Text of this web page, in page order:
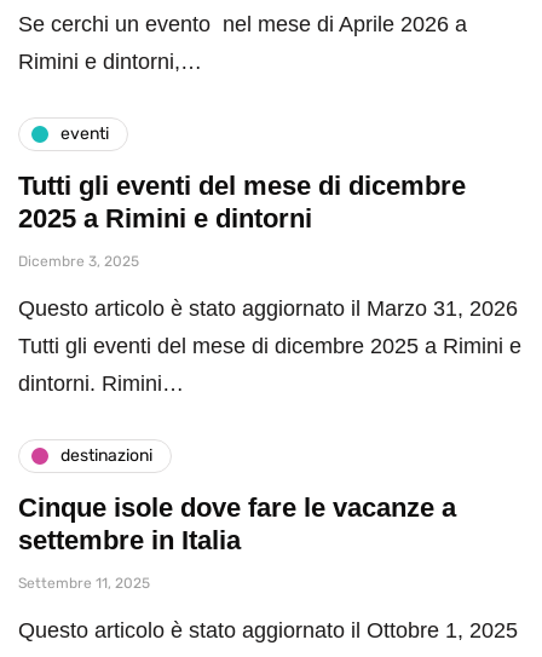
Se cerchi un evento nel mese di Aprile 2026 a
Rimini e dintorni,…
eventi
Tutti gli eventi del mese di dicembre
2025 a Rimini e dintorni
Dicembre 3, 2025
Questo articolo è stato aggiornato il Marzo 31, 2026
Tutti gli eventi del mese di dicembre 2025 a Rimini e
dintorni. Rimini…
destinazioni
Cinque isole dove fare le vacanze a
settembre in Italia
Settembre 11, 2025
Questo articolo è stato aggiornato il Ottobre 1, 2025